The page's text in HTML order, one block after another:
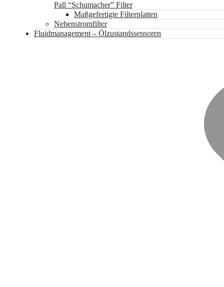
Pall “Schumacher” Filter
Maßgefertigte Filterplatten
Nebenstromfilter
Fluidmanagement – Ölzustandssensoren